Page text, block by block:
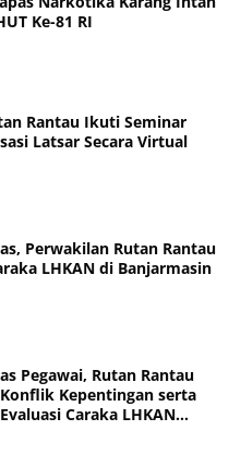
Ke-81 RI
Rantau Ikuti Seminar
Latsar Secara Virtual
Perwakilan Rutan Rantau
LHKAN di Banjarmasin
Pegawai, Rutan Rantau
Kepentingan serta
Caraka LHKAN